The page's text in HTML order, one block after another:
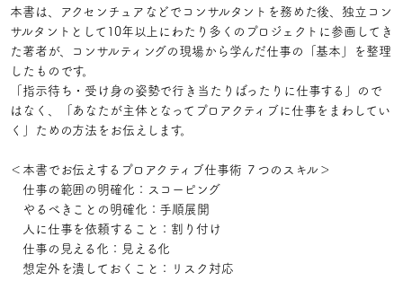
本書は、アクセンチュアなどでコンサルタントを務めた後、独立コン
サルタントとして10年以上にわたり多くのプロジェクトに参画してき
た著者が、コンサルティングの現場から学んだ仕事の「基本」を整理
したものです。
「指示待ち・受け身の姿勢で行き当たりばったりに仕事する」ので
はなく、「あなたが主体となってプロアクティブに仕事をまわしてい
く」ための方法をお伝えします。
＜本書でお伝えするプロアクティブ仕事術 ７つのスキル＞
仕事の範囲の明確化：スコーピング
やるべきことの明確化：手順展開
人に仕事を依頼すること：割り付け
仕事の見える化：見える化
想定外を潰しておくこと：リスク対応